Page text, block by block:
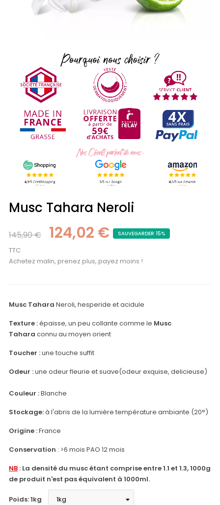
Musc Tahara Neroli
145,90 € 124,02 € SAUVEGARDER 15%
TTC
Achetez malin, prenez plus, payez moins !
Musc Tahara Neroli, hesperide et acidule
Texture :épaisse, un peu collante comme le Musc
Tahara connu au moyen orient
Toucher :une touche suffit
Odeur :une odeur fleurie et suave(odeur exquise, delicieuse)
Couleur :Blanche
Stockage:à l'abris de la lumière température ambiante (20°)
Origine :France
Conservation : >6 mois PAO 12 mois
NB : La densité du musc étant comprise entre 1.1 et 1.3, 1000g
de produit n'est pas équivalent à 1000ml.
Poids: 1kg